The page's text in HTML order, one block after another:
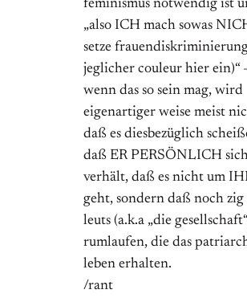
feminismus notwendig ist
„also ICH mach sowas
setze
jeglicher couleur hier ein)“
wenn das so sein mag, wird
eigenartiger weise meist
daß es diesbezüglich
daß ER PERSÖNLICH
verhält, daß es nicht um
geht, sondern daß noch zig
leuts (a.k.a „die
rumlaufen, die das
leben erhalten.
/rant